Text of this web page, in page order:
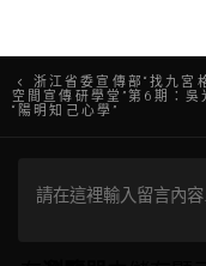
文
章
導
浙江省委宣傳部“找九宮
空間宣傳研學堂”第6期：吳
“陽明知己心學”